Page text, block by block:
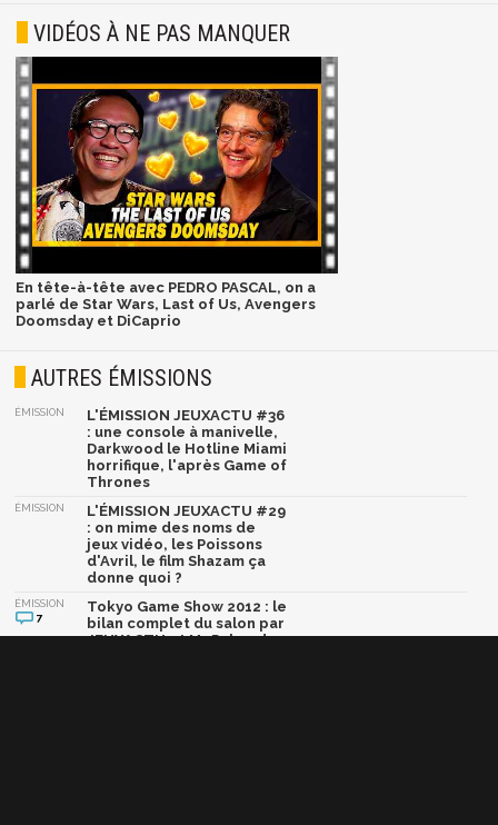
VIDÉOS À NE PAS MANQUER
En tête-à-tête avec PEDRO PASCAL, on a
parlé de Star Wars, Last of Us, Avengers
Doomsday et DiCaprio
AUTRES ÉMISSIONS
ÉMISSION
L'ÉMISSION JEUXACTU #36
: une console à manivelle,
Darkwood le Hotline Miami
horrifique, l'après Game of
Thrones
ÉMISSION
L'ÉMISSION JEUXACTU #29
: on mime des noms de
jeux vidéo, les Poissons
d'Avril, le film Shazam ça
donne quoi ?
ÉMISSION
7
Tokyo Game Show 2012 : le
bilan complet du salon par
JEUXACTU et Mr Pulvarde